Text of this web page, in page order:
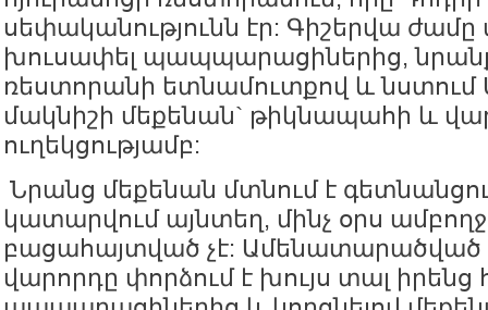
սեփականությունն էր: Գիշերվա ժամը
խուսափել պապպարացիներից, նրանք
ռեստորանի ետնամուտքով և նստում
մակնիշի մեքենան` թիկնապահի և
ուղեկցությամբ:
Նրանց մեքենան մտնում է
կատարվում այնտեղ, մինչ օրս
բացահայտված չէ: Ամենատարածված
վարորդը փորձում է խույս տալ